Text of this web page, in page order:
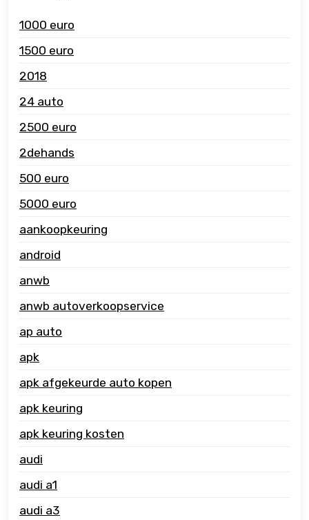
1000 euro
1500 euro
2018
24 auto
2500 euro
2dehands
500 euro
5000 euro
aankoopkeuring
android
anwb
anwb autoverkoopservice
ap auto
apk
apk afgekeurde auto kopen
apk keuring
apk keuring kosten
audi
audi a1
audi a3